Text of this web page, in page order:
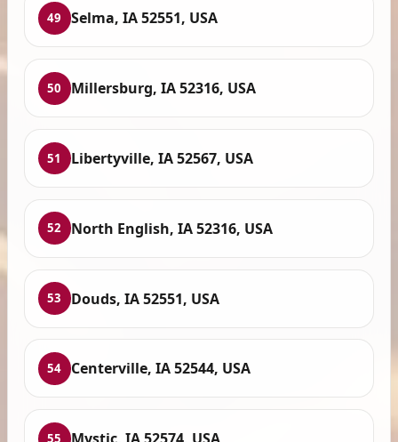
49 Selma, IA 52551, USA
50 Millersburg, IA 52316, USA
51 Libertyville, IA 52567, USA
52 North English, IA 52316, USA
53 Douds, IA 52551, USA
54 Centerville, IA 52544, USA
55